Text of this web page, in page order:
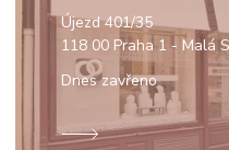
Újezd 401/35
118 00 Praha 1 - Malá
Dnes zavřeno